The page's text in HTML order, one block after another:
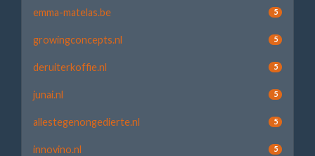
emma-matelas.be 5
growingconcepts.nl 5
deruiterkoffie.nl 5
junai.nl 5
allestegenongedierte.nl 5
innovino.nl 5